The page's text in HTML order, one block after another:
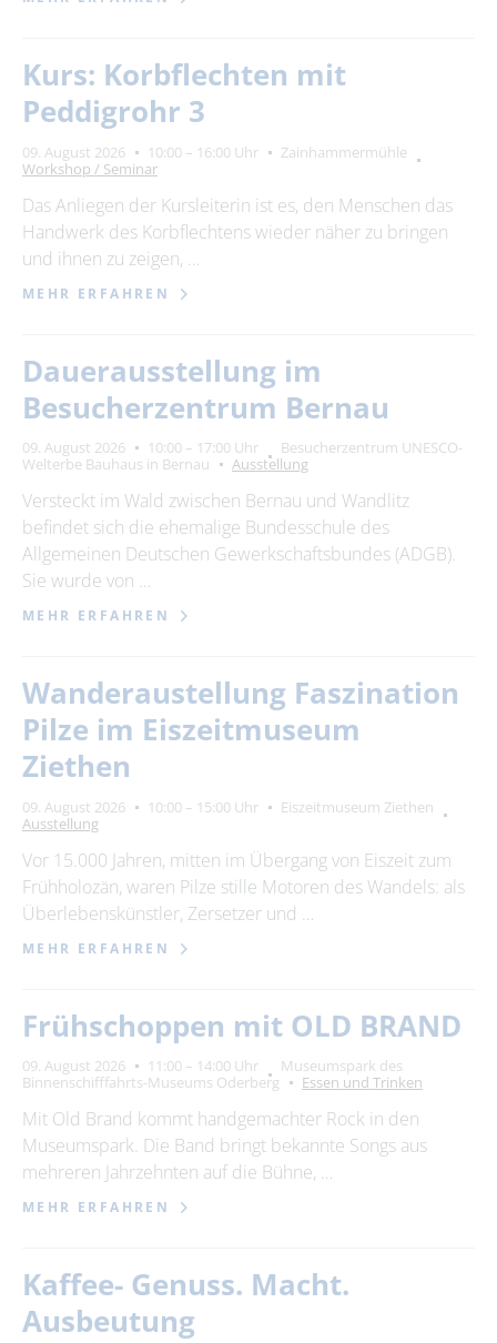
Kurs: Korbflechten mit
Peddigrohr 3
09. August 2026 10:00 – 16:00 Uhr
Zainhammermühle
Workshop / Seminar
Das Anliegen der Kursleiterin ist es, den Menschen das
Handwerk des Korbflechtens wieder näher zu bringen
und ihnen zu zeigen, …
MEHR ERFAHREN
Dauerausstellung im
Besucherzentrum Bernau
09. August 2026 10:00 – 17:00 Uhr
Besucherzentrum UNESCO-
Welterbe Bauhaus in Bernau
Ausstellung
Versteckt im Wald zwischen Bernau und Wandlitz
befindet sich die ehemalige Bundesschule des
Allgemeinen Deutschen Gewerkschaftsbundes (ADGB).
Sie wurde von …
MEHR ERFAHREN
Wanderaustellung Faszination
Pilze im Eiszeitmuseum
Ziethen
09. August 2026 10:00 – 15:00 Uhr
Eiszeitmuseum Ziethen
Ausstellung
Vor 15.000 Jahren, mitten im Übergang von Eiszeit zum
Frühholozän, waren Pilze stille Motoren des Wandels: als
Überlebenskünstler, Zersetzer und …
MEHR ERFAHREN
Frühschoppen mit OLD BRAND
09. August 2026 11:00 – 14:00 Uhr
Museumspark des
Binnenschifffahrts-Museums Oderberg
Essen und Trinken
Mit Old Brand kommt handgemachter Rock in den
Museumspark. Die Band bringt bekannte Songs aus
mehreren Jahrzehnten auf die Bühne, …
MEHR ERFAHREN
Kaffee- Genuss. Macht.
Ausbeutung